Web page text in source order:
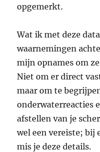
opgemerkt.
Wat ik met deze
waarnemingen
mijn opnames om
Niet om er direct
maar om te
onderwaterreacties
afstellen van je
wel een vereiste; bij
mis je deze details.